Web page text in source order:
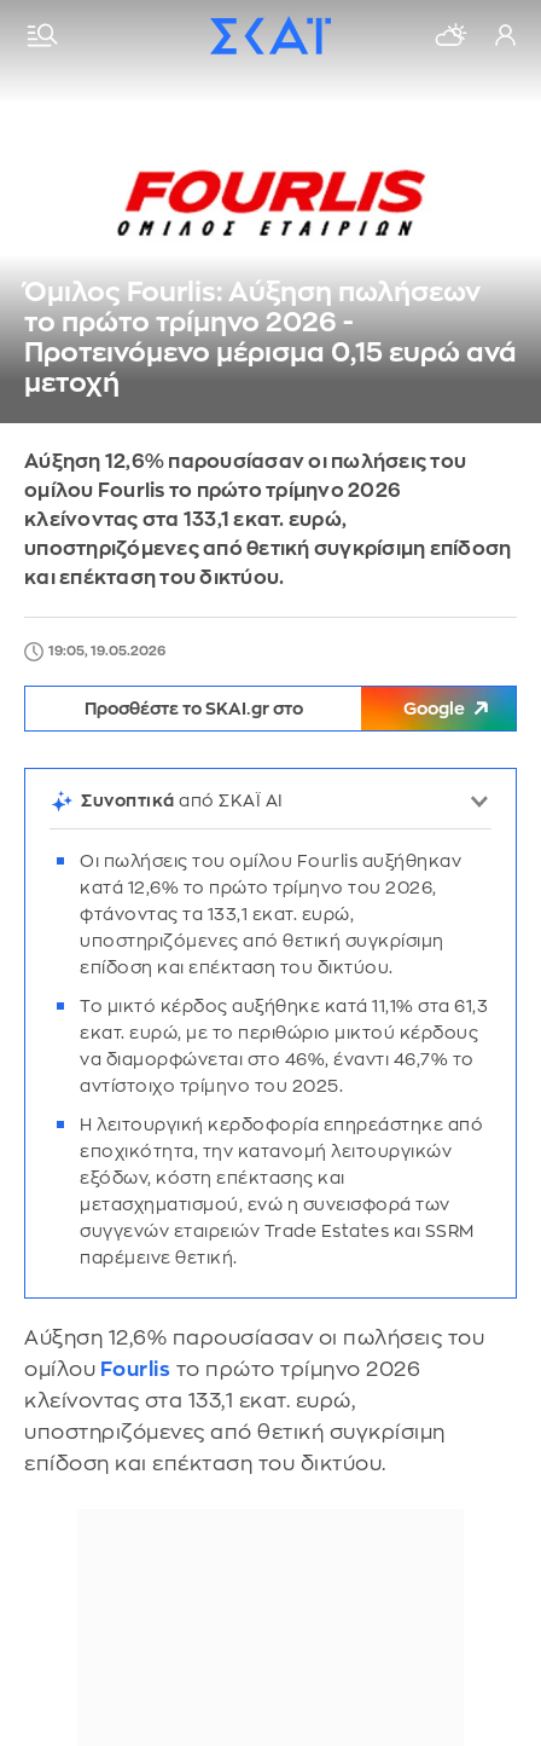
Όμιλος Fourlis: Αύξηση πωλήσεων
το πρώτο τρίμηνο 2026 -
Προτεινόμενο μέρισμα 0,15 ευρώ ανά
μετοχή
Αύξηση 12,6% παρουσίασαν οι πωλήσεις του
ομίλου Fourlis το πρώτο τρίμηνο 2026
κλείνοντας στα 133,1 εκατ. ευρώ,
υποστηριζόμενες από θετική συγκρίσιμη επίδοση
και επέκταση του δικτύου.
19:05, 19.05.2026
Προσθέστε το SKAI.gr στο Google
Συνοπτικά από ΣΚΑΪ AI
Οι πωλήσεις του ομίλου Fourlis αυξήθηκαν
κατά 12,6% το πρώτο τρίμηνο του 2026,
φτάνοντας τα 133,1 εκατ. ευρώ,
υποστηριζόμενες από θετική συγκρίσιμη
επίδοση και επέκταση του δικτύου.
Το μικτό κέρδος αυξήθηκε κατά 11,1% στα 61,3
εκατ. ευρώ, με το περιθώριο μικτού κέρδους
να διαμορφώνεται στο 46%, έναντι 46,7% το
αντίστοιχο τρίμηνο του 2025.
Η λειτουργική κερδοφορία επηρεάστηκε από
εποχικότητα, την κατανομή λειτουργικών
εξόδων, κόστη επέκτασης και
μετασχηματισμού, ενώ η συνεισφορά των
συγγενών εταιρειών Trade Estates και SSRM
παρέμεινε θετική.
Αύξηση 12,6% παρουσίασαν οι πωλήσεις του
ομίλου Fourlis το πρώτο τρίμηνο 2026
κλείνοντας στα 133,1 εκατ. ευρώ,
υποστηριζόμενες από θετική συγκρίσιμη
επίδοση και επέκταση του δικτύου.